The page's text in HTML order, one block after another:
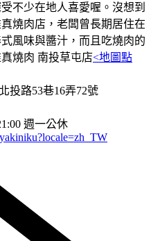
不少在地人喜愛喔。沒想到
燒肉店，老闆曾長期居住在
風味與醬汁，而且吃燒肉的
燒肉 南投草屯店<地圖點
投路53巷16弄72號
週一公休